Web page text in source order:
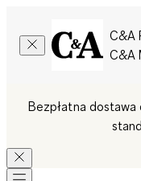
C&A
C&A
Bezpłatna dostawa